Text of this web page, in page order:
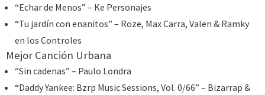
“Echar de Menos” – Ke Personajes
“Tu jardín con enanitos” – Roze, Max Carra, Valen & Ramky
en los Controles
Mejor Canción Urbana
“Sin cadenas” – Paulo Londra
“Daddy Yankee: Bzrp Music Sessions, Vol. 0/66” – Bizarrap &